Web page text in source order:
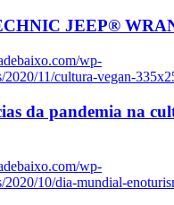
JEEP®
wp-
2020/11/cultura-vegan-
da pandemia na
wp-
2020/10/dia-mundial-